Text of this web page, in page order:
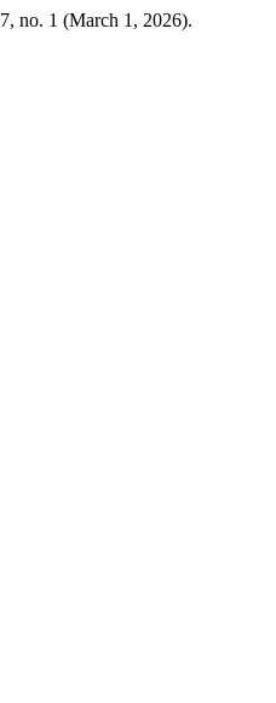
7, no. 1 (March 1, 2026).